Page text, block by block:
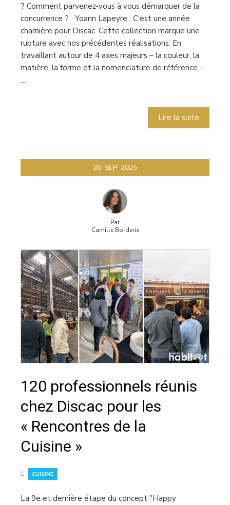
? Comment parvenez-vous à vous démarquer de la
concurrence ? Yoann Lapeyre : C'est une année
charnière pour Discac. Cette collection marque une
rupture avec nos précédentes réalisations. En
travaillant autour de 4 axes majeurs – la couleur, la
matière, la forme et la nomenclature de référence –,
…
Lire la suite
26 SEP 2025
Par
Camille Borderie
120 professionnels réunis
chez Discac pour les
« Rencontres de la
Cuisine »
CUISINE
La 9e et dernière étape du concept "Happy